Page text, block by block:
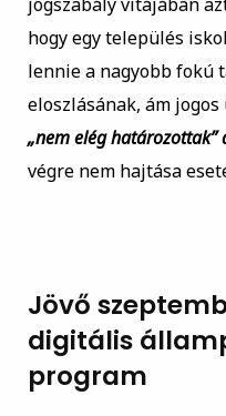
jogszabály vitájában
hogy egy település
lennie a nagyobb fokú
eloszlásának, ám
„nem elég határozottak”
végre nem hajtása
Jövő
digitális
program